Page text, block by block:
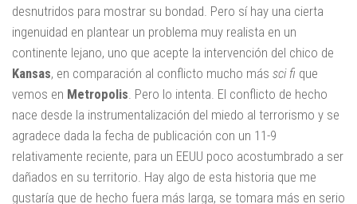
desnutridos para mostrar su bondad. Pero sí hay una cierta
ingenuidad en plantear un problema muy realista en un
continente lejano, uno que acepte la intervención del chico de
Kansas, en comparación al conflicto mucho más sci fi que
vemos en Metropolis. Pero lo intenta. El conflicto de hecho
nace desde la instrumentalización del miedo al terrorismo y se
agradece dada la fecha de publicación con un 11-9
relativamente reciente, para un EEUU poco acostumbrado a ser
dañados en su territorio. Hay algo de esta historia que me
gustaría que de hecho fuera más larga, se tomara más en serio